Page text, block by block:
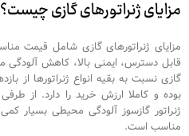
مزایای ژنراتورهای گازی چیست؟
مزایای ژنراتورهای گازی شامل قیمت
قابل دسترس، ایمنی بالا، کاهش
گازی نسبت به بقیه انواع ژنراتورها از
بوده و کاملا ارزش خرید را دارد. از
ژنراتور گازسوز آلودگی محیطی بسیار
مناسب است.